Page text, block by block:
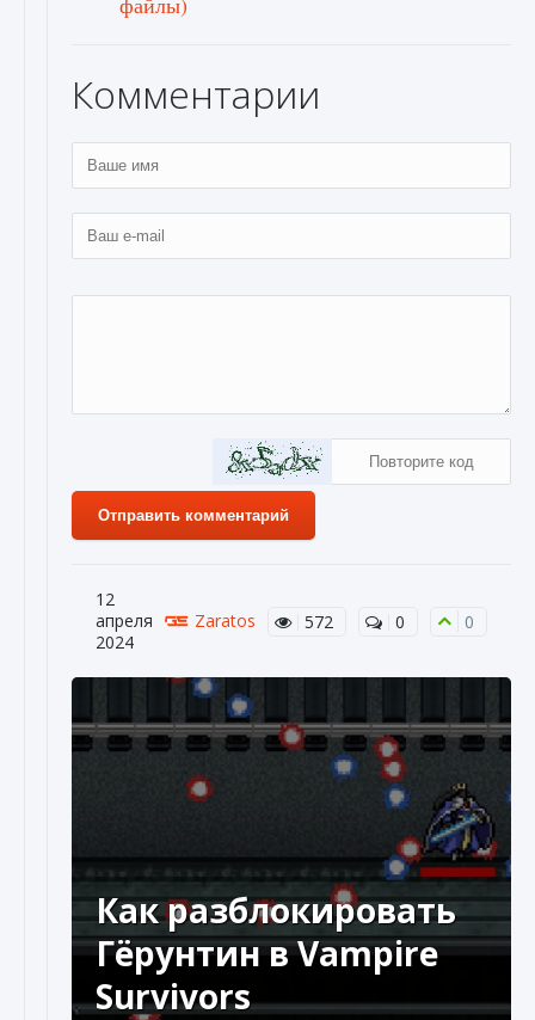
Комментарии
Отправить комментарий
12
апреля
2024
Zaratos 572 0 0
Как разблокировать
Гёрунтин в Vampire
Survivors